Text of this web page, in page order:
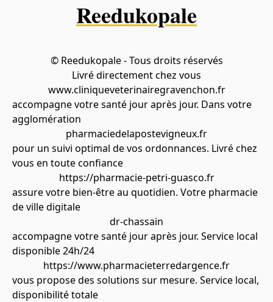
Reedukopale
© Reedukopale - Tous droits réservés
Livré directement chez vous
www.cliniqueveterinairegravenchon.fr
accompagne votre santé jour après jour. Dans votre
agglomération
pharmaciedelapostevigneux.fr
pour un suivi optimal de vos ordonnances. Livré chez
vous en toute confiance
https://pharmacie-petri-guasco.fr
assure votre bien-être au quotidien. Votre pharmacie
de ville digitale
dr-chassain
accompagne votre santé jour après jour. Service local
disponible 24h/24
https://www.pharmacieterredargence.fr
vous propose des solutions sur mesure. Service local,
disponibilité totale